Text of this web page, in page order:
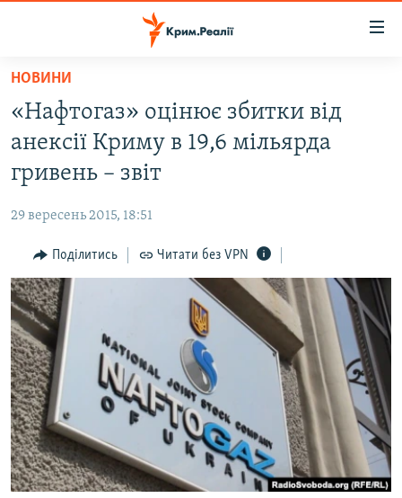
Перейти
основного
матеріалу
до
основної
навігації
Перейти
до
пошуку
НОВИНИ
ВОДА.КРИМ
ВІДЕО ТА ФОТО
БЛОГИ
ПОГЛЯД
ІНТЕРВ'Ю
ВСЕ ЗА ДЕНЬ
СПЕЦПРОЕКТИ
ДЕПОРТАЦІЯ
ВІДЕОУРОКИ «ELIFBE»
СВІДЧЕННЯ ОКУПАЦІЇ
УКРАЇНСЬКА ПРОБЛЕМА КРИМУ
ЯК ОБІЙТИ БЛОКУВАННЯ
Русский
Qırımtatar
НОВИНИ
«Нафтогаз» оцінює збитки від
анексії Криму в 19,6 мільярда
гривень – звіт
29 вересень 2015, 18:51
Поділитись Читати без VPN